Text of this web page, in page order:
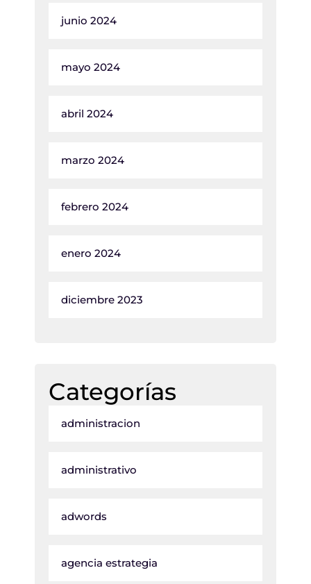
junio 2024
mayo 2024
abril 2024
marzo 2024
febrero 2024
enero 2024
diciembre 2023
Categorías
administracion
administrativo
adwords
agencia estrategia